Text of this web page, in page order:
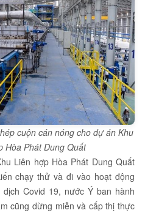
cuộn cán nóng cho dự án Khu
Hòa Phát Dung Quất
Liên hợp Hòa Phát Dung Quất
chạy thử và đi vào hoạt động
Covid 19, nước Ý ban hành
cũng dừng miễn và cấp thị thực